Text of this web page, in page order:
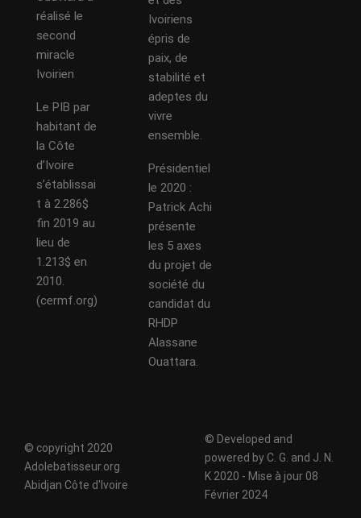
réalisé le
second
miracle
Ivoirien
Le PIB par
habitant de
la Côte
d’Ivoire
s’établissai
t à 2.286$
fin 2019 au
lieu de
1.213$ en
2010.
(cermf.org)
Ivoiriens
épris de
paix, de
stabilité et
adeptes du
vivre
ensemble.
Présidentiel
le 2020 :
Patrick Achi
présente
les 5 axes
du projet de
société du
candidat du
RHDP
Alassane
Ouattara.
© copyright 2020
Adolebatisseur.org
Abidjan Côte d'Ivoire
© Developed and
powered by C. G. and J. N.
K 2020 - Mise à jour 08
Février 2024